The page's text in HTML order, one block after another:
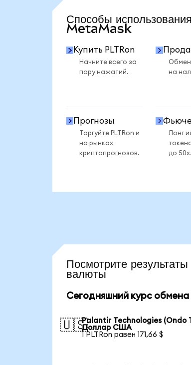
Способы
MetaMask
Купить PLTRon
Начните всего за
пару нажатий.
на
Прогнозы
Торгуйте PLTRon и
на рынках
криптопрогнозов.
Лонг
до 50x.
Посмотрите
валюты
Сегодняшний курс обмена
🇺🇸Palantir Technologies (Ondo
Доллар США
1 PLTRon равен 171,66 $